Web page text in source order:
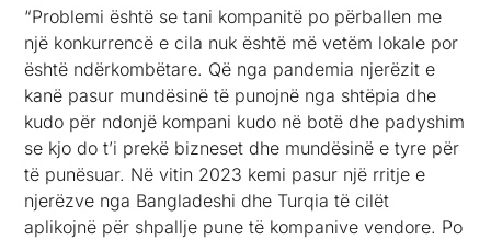
“Problemi është se tani kompanitë po përballen me
një konkurrencë e cila nuk është më vetëm lokale por
është ndërkombëtare. Që nga pandemia njerëzit e
kanë pasur mundësinë të punojnë nga shtëpia dhe
kudo për ndonjë kompani kudo në botë dhe padyshim
se kjo do t’i prekë bizneset dhe mundësinë e tyre për
të punësuar. Në vitin 2023 kemi pasur një rritje e
njerëzve nga Bangladeshi dhe Turqia të cilët
aplikojnë për shpallje pune të kompanive vendore. Po